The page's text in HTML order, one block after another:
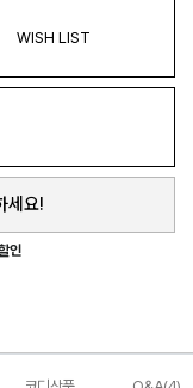
WISH LIST
세요!
인